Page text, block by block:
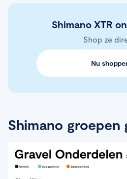
Shimano XTR
Shop ze
Nu
Shimano groepen